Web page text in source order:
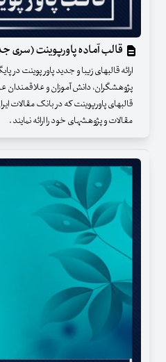
قالب آماده پاورپوینت (سری
ارائه قالبهای زیبا و جدید پاور پوینت در
پژوهشگران، دانش آموزان و علاقمندان
قالبهای پاورپوینت که در بانک مقالات
مقالات و پژوهشهای خود را ارائه نمایند .